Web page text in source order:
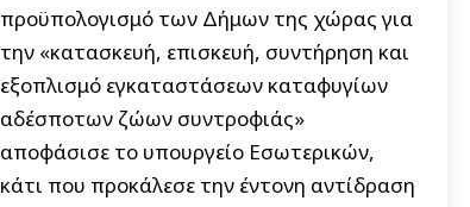
προϋπολογισμό των Δήμων της χώρας για
την «κατασκευή, επισκευή, συντήρηση και
εξοπλισμό εγκαταστάσεων καταφυγίων
αδέσποτων ζώων συντροφιάς»
αποφάσισε το υπουργείο Εσωτερικών,
κάτι που προκάλεσε την έντονη αντίδραση